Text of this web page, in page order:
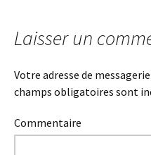
Laisser un
Votre adresse de
champs obligatoires sont
Commentaire